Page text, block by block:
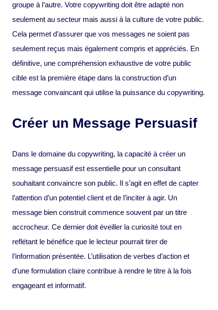
groupe à l’autre. Votre copywriting doit être adapté non
seulement au secteur mais aussi à la culture de votre public.
Cela permet d’assurer que vos messages ne soient pas
seulement reçus mais également compris et appréciés. En
définitive, une compréhension exhaustive de votre public
cible est la première étape dans la construction d’un
message convaincant qui utilise la puissance du copywriting.
Créer un Message Persuasif
Dans le domaine du copywriting, la capacité à créer un
message persuasif est essentielle pour un consultant
souhaitant convaincre son public. Il s’agit en effet de capter
l’attention d’un potentiel client et de l’inciter à agir. Un
message bien construit commence souvent par un titre
accrocheur. Ce dernier doit éveiller la curiosité tout en
reflétant le bénéfice que le lecteur pourrait tirer de
l’information présentée. L’utilisation de verbes d’action et
d’une formulation claire contribue à rendre le titre à la fois
engageant et informatif.